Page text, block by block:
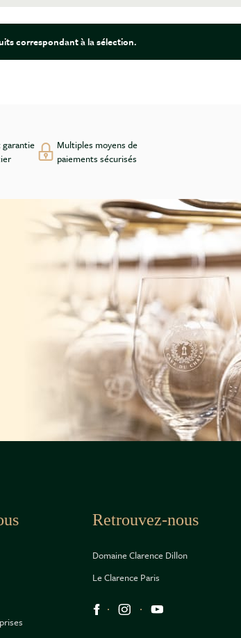
correspondant à la sélection.
garantie
Multiples moyens de
paiements sécurisés
Retrouvez-nous
Domaine Clarence Dillon
Le Clarence Paris
Réseaux sociaux